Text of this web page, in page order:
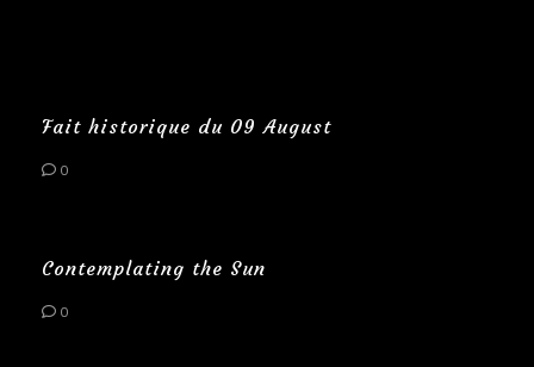
Fait historique du 09 August
0
Contemplating the Sun
0